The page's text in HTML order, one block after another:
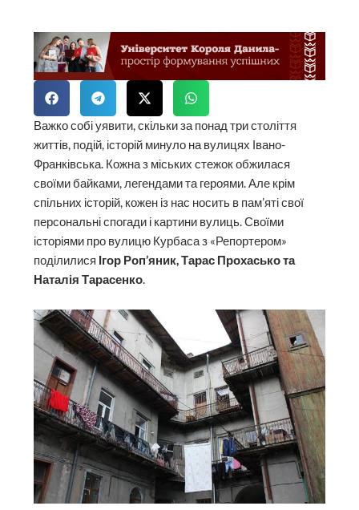
Важко собі уявити, скільки за понад три століття
життів, подій, історій минуло на вулицях Івано-
Франківська. Кожна з міських стежок обжилася
своїми байками, легендами та героями. Але крім
спільних історій, кожен із нас носить в пам’яті свої
персональні спогади і картини вулиць. Своїми
історіями про вулицю Курбаса з «Репортером»
поділилися Ігор Роп’яник, Тарас Прохасько та
Наталія Тарасенко.